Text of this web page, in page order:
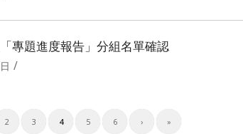
專題進度報告」分組名單確認
/
2 3 4 5 6 › »